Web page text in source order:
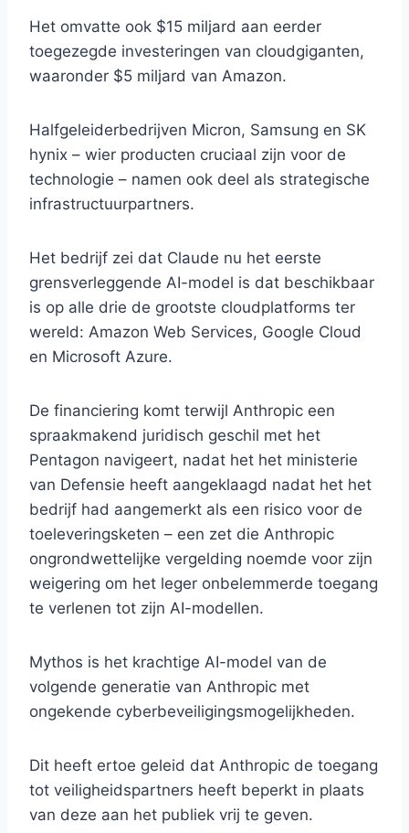
Het omvatte ook $15 miljard aan eerder
toegezegde investeringen van cloudgiganten,
waaronder $5 miljard van Amazon.
Halfgeleiderbedrijven Micron, Samsung en SK
hynix – wier producten cruciaal zijn voor de
technologie – namen ook deel als strategische
infrastructuurpartners.
Het bedrijf zei dat Claude nu het eerste
grensverleggende AI-model is dat beschikbaar
is op alle drie de grootste cloudplatforms ter
wereld: Amazon Web Services, Google Cloud
en Microsoft Azure.
De financiering komt terwijl Anthropic een
spraakmakend juridisch geschil met het
Pentagon navigeert, nadat het het ministerie
van Defensie heeft aangeklaagd nadat het het
bedrijf had aangemerkt als een risico voor de
toeleveringsketen – een zet die Anthropic
ongrondwettelijke vergelding noemde voor zijn
weigering om het leger onbelemmerde toegang
te verlenen tot zijn AI-modellen.
Mythos is het krachtige AI-model van de
volgende generatie van Anthropic met
ongekende cyberbeveiligingsmogelijkheden.
Dit heeft ertoe geleid dat Anthropic de toegang
tot veiligheidspartners heeft beperkt in plaats
van deze aan het publiek vrij te geven.